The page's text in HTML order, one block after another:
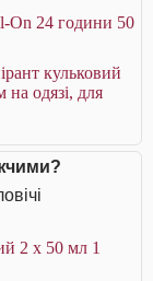
On 24 години 50
кульковий
одязі, для
2 х 50 мл 1